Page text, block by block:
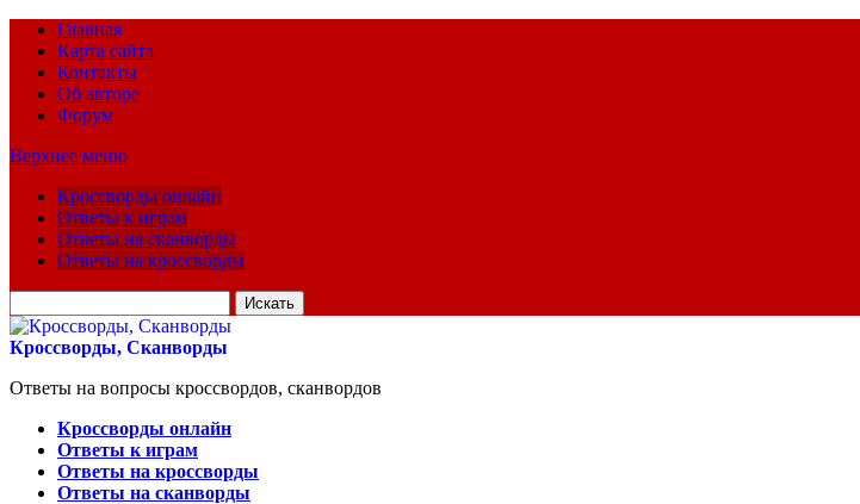
Главная
Карта сайта
Контакты
Об авторе
Форум
Верхнее меню
Кроссворды онлайн
Ответы к играм
Ответы на сканворды
Ответы на кроссворды
для:
Кроссворды, Сканворды
Ответы на вопросы кроссвордов, сканвордов
Кроссворды онлайн
Ответы к играм
Ответы на кроссворды
Ответы на сканворды